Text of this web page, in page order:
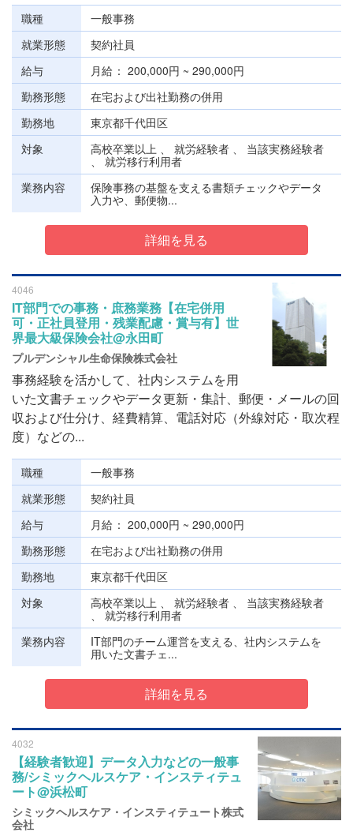
職種
一般事務
就業形態
契約社員
給与
月給
200,000円 ~ 290,000円
勤務形態
在宅および出社勤務の併用
勤務地
東京都千代田区
対象
高校卒業以上 、 就労経験者 、 当該実務経験者
、 就労移行利用者
業務内容
保険事務の基盤を支える書類チェックやデータ
入力や、郵便物...
詳細を見る
4046
IT部門での事務・庶務業務【在宅併用
可・正社員登用・残業配慮・賞与有】世
界最大級保険会社@永田町
プルデンシャル生命保険株式会社
事務経験を活かして、社内システムを用
いた文書チェックやデータ更新・集計、郵便・メールの回
収および仕分け、経費精算、電話対応（外線対応・取次程
度）などの...
職種
一般事務
就業形態
契約社員
給与
月給
200,000円 ~ 290,000円
勤務形態
在宅および出社勤務の併用
勤務地
東京都千代田区
対象
高校卒業以上 、 就労経験者 、 当該実務経験者
、 就労移行利用者
業務内容
IT部門のチーム運営を支える、社内システムを
用いた文書チェ...
詳細を見る
4032
【経験者歓迎】データ入力などの一般事
務/シミックヘルスケア・インスティテュ
ート@浜松町
シミックヘルスケア・インスティテュート株式
会社